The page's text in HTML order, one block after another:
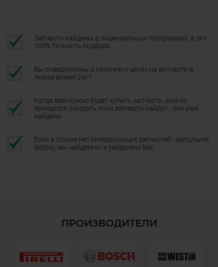
Запчасти найдены в лицензионных программах, а это -
100% точность подбора
Вы осведомлены о наличии и ценах на запчасти в
любое время 24/7
Когда вам нужно будет купить запчасти, вам не
прийдется ожидать пока запчасти найдут - они уже
найдены
Если в списке нет интересующих запчастей - заполните
форму, мы найдем их и уведомим Вас
ПРОИЗВОДИТЕЛИ